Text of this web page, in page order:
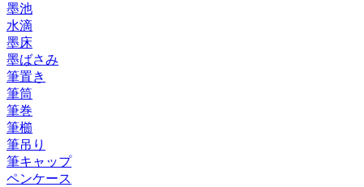
墨池
水滴
墨床
墨ばさみ
筆置き
筆筒
筆巻
筆櫛
筆吊り
筆キャップ
ペンケース